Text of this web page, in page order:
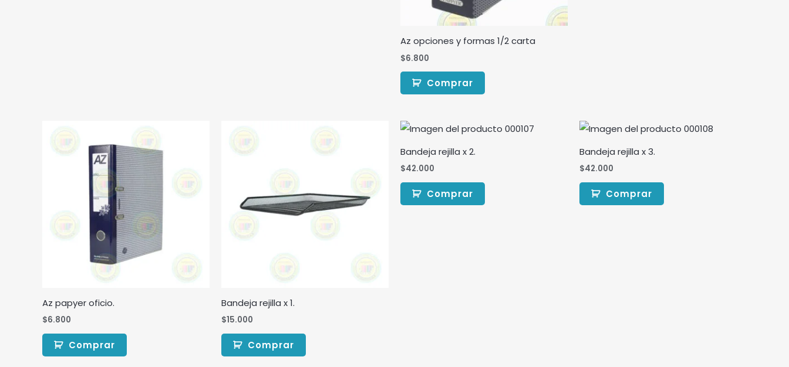
Az opciones y formas 1/2 carta
$6.800
Comprar
Az papyer oficio.
$6.800
Comprar
Bandeja rejilla x 1.
$15.000
Comprar
Bandeja rejilla x 2.
$42.000
Comprar
Bandeja rejilla x 3.
$42.000
Comprar